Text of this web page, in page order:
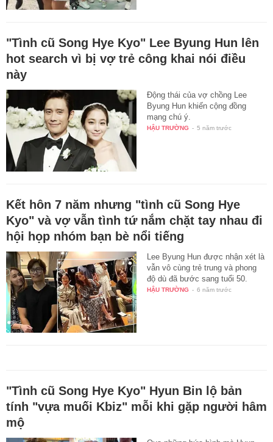
"Tình cũ Song Hye Kyo" Lee Byung Hun lên
hot search vì bị vợ trẻ công khai nói điều
này
Động thái của vợ chồng Lee
Byung Hun khiến cộng đồng
mạng chú ý.
HẬU TRƯỜNG - 5 năm trước
Kết hôn 7 năm nhưng "tình cũ Song Hye
Kyo" và vợ vẫn tình tứ nắm chặt tay nhau đi
hội họp nhóm bạn bè nổi tiếng
Lee Byung Hun được nhận xét là
vẫn vô cùng trẻ trung và phong
độ dù đã bước sang tuổi 50.
HẬU TRƯỜNG - 6 năm trước
"Tình cũ Song Hye Kyo" Hyun Bin lộ bản
tính "vựa muối Kbiz" mỗi khi gặp người hâm
mộ